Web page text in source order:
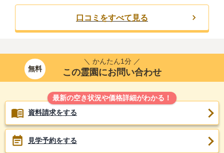
口コミをすべて見る
無料
＼ かんたん1分 ／
この霊園にお問い合わせ
最新の空き状況や価格詳細がわかる！
資料請求をする
見学予約をする